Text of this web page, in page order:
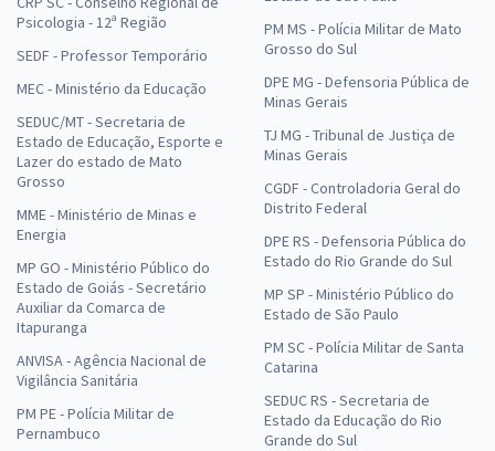
Psicologia - 12ª Região
SEDF - Professor Temporário
MEC - Ministério da Educação
SEDUC/MT - Secretaria de
Estado de Educação, Esporte e
Lazer do estado de Mato
Grosso
MME - Ministério de Minas e
Energia
MP GO - Ministério Público do
Estado de Goiás - Secretário
Auxiliar da Comarca de
Itapuranga
ANVISA - Agência Nacional de
Vigilância Sanitária
PM PE - Polícia Militar de
Pernambuco
PM MS - Polícia Militar de Mato
Grosso do Sul
DPE MG - Defensoria Pública de
Minas Gerais
TJ MG - Tribunal de Justiça de
Minas Gerais
CGDF - Controladoria Geral do
Distrito Federal
DPE RS - Defensoria Pública do
Estado do Rio Grande do Sul
MP SP - Ministério Público do
Estado de São Paulo
PM SC - Polícia Militar de Santa
Catarina
SEDUC RS - Secretaria de
Estado da Educação do Rio
Grande do Sul